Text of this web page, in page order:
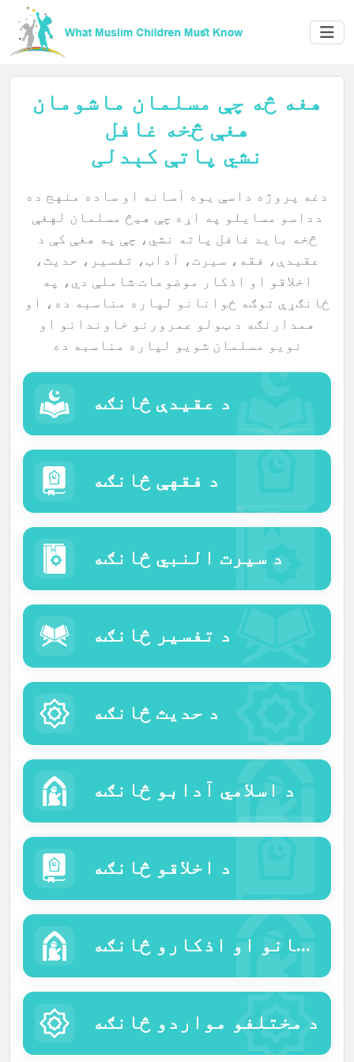
الرئيسية
المؤلف
اللغات
هغه څه چې مسلمان ماشومان
هغې څخه غافل
نشي پاتې کېدلی
دغه پروژه داسې یوه آسانه او ساده منهج ده
دداسو مسایلو په اړه چې هیڅ مسلمان لهغې
څخه باید غافل پاته نشي، چې په هغې کې د
عقیدې، فقه، سیرت، آداب، تفسیر، حدیث،
اخلاقو او اذکار موضوعات شاملې دي، په
ځانګړې توګه ځوانانو لپاره مناسبه ده، او
همدارنګه د ټولو عمرورنو خاوندانو او
نويو مسلمان شویو لپاره مناسبه ده
د عقیدې څانګه
د فقهې څانګه
د سیرت النبي څانګه
د تفسیر څانګه
د حدیث څانګه
د اسلامي آدابو څانګه
د اخلاقو څانګه
د دعاګانو او اذکارو څانګه
د مختلفو مواردو څانګه